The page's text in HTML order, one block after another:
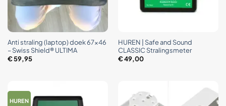
Anti straling (laptop) doek 67×46
– Swiss Shield® ULTIMA
€59,95
HUREN | Safe and Sound
CLASSIC Stralingsmeter
€49,00
HUREN